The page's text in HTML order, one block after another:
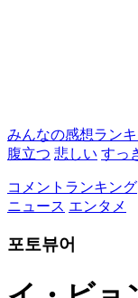
みんなの感想ラン
腹立つ 悲しい すっ
コメントランキング
ニュース エンタメ
포토뷰어